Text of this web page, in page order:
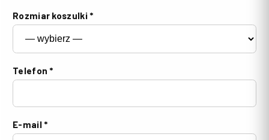
Rozmiar koszulki *
Telefon *
E-mail *